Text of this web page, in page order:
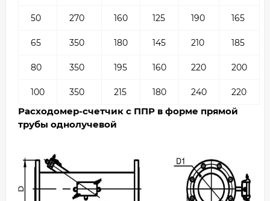
50 270 160 125 190 165
65 350 180 145 210 185
80 350 195 160 220 200
100 350 215 180 240 220
Расходомер-счетчик с ППР в форме прямой
трубы однолучевой